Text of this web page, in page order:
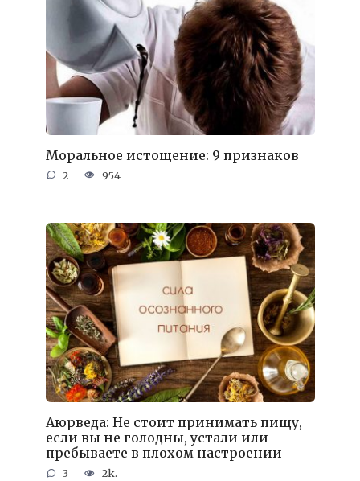
Моральное истощение: 9 признаков
2 954
Аюрведа: Не стоит принимать пищу,
если вы не голодны, устали или
пребываете в плохом настроении
3 2k.